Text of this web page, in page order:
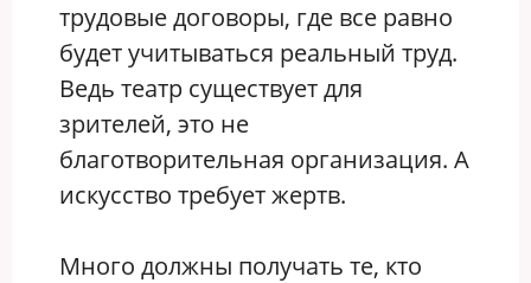
трудовые договоры, где все равно
будет учитываться реальный труд.
Ведь театр существует для
зрителей, это не
благотворительная организация. А
искусство требует жертв.
Много должны получать те, кто